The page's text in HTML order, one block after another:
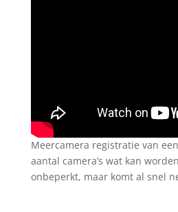
Meercamera registratie van
aantal camera’s wat kan
onbeperkt, maar komt al snel